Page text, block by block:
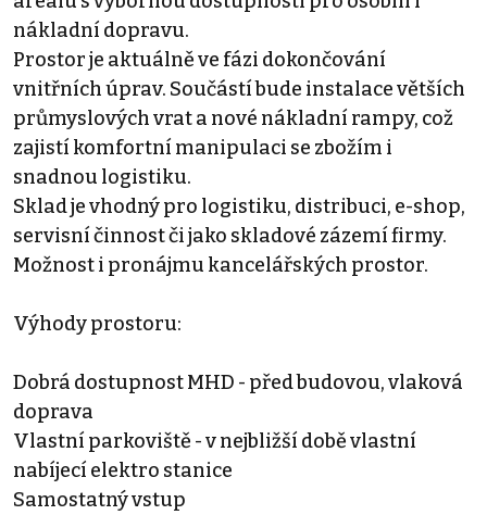
nákladní dopravu.
Prostor je aktuálně ve fázi dokončování
vnitřních úprav. Součástí bude instalace větších
průmyslových vrat a nové nákladní rampy, což
zajistí komfortní manipulaci se zbožím i
snadnou logistiku.
Sklad je vhodný pro logistiku, distribuci, e-shop,
servisní činnost či jako skladové zázemí firmy.
Možnost i pronájmu kancelářských prostor.
Výhody prostoru:
Dobrá dostupnost MHD - před budovou, vlaková
doprava
Vlastní parkoviště - v nejbližší době vlastní
nabíjecí elektro stanice
Samostatný vstup